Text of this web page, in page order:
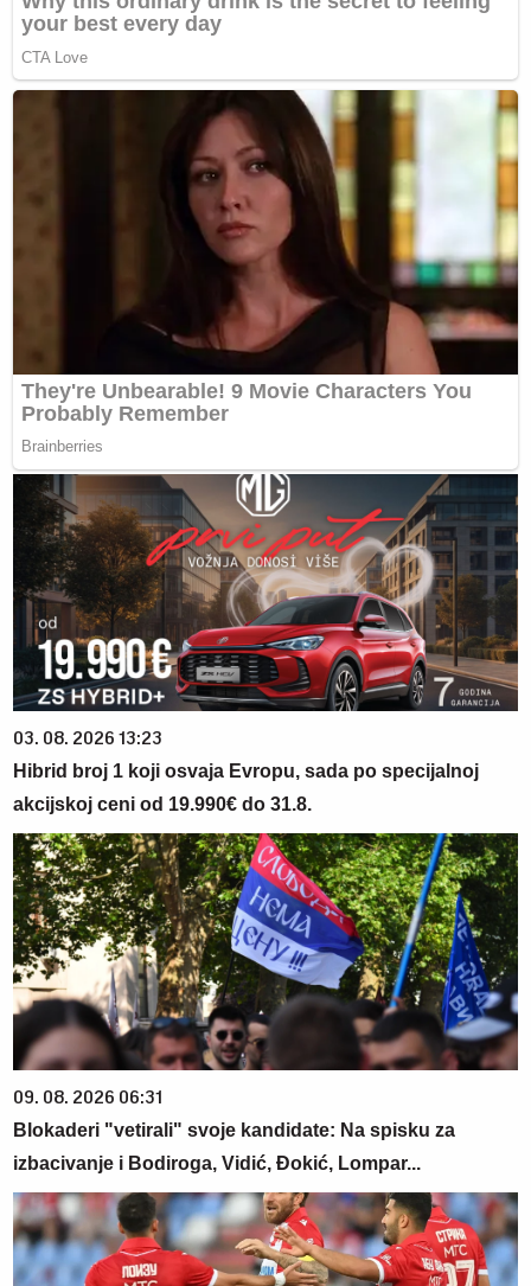
03. 08. 2026 13:23
Hibrid broj 1 koji osvaja Evropu, sada po specijalnoj
akcijskoj ceni od 19.990€ do 31.8.
09. 08. 2026 06:31
Blokaderi "vetirali" svoje kandidate: Na spisku za
izbacivanje i Bodiroga, Vidić, Đokić, Lompar...